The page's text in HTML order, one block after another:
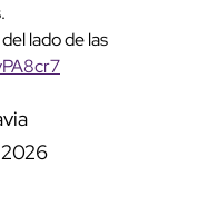
lado de las